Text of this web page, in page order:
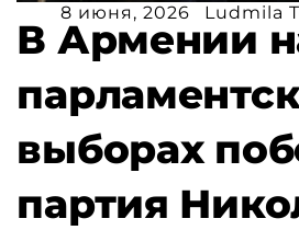
8 июня, 2026 Ludmila
В Армении
выборах
партия